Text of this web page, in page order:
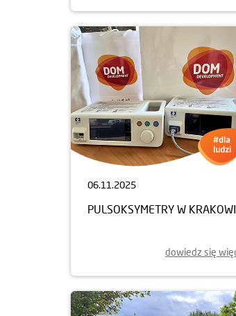
06.11.2025
PULSOKSYMETRY W
dowiedz się